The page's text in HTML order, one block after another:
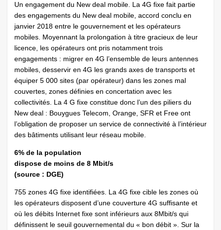
Un engagement du New deal mobile. La 4G fixe fait partie
des engagements du New deal mobile, accord conclu en
janvier 2018 entre le gouvernement et les opérateurs
mobiles. Moyennant la prolongation à titre gracieux de leur
licence, les opérateurs ont pris notamment trois
engagements : migrer en 4G l’ensemble de leurs antennes
mobiles, desservir en 4G les grands axes de transports et
équiper 5 000 sites (par opérateur) dans les zones mal
couvertes, zones définies en concertation avec les
collectivités. La 4 G fixe constitue donc l’un des piliers du
New deal : Bouygues Telecom, Orange, SFR et Free ont
l’obligation de proposer un service de connectivité à l’intérieur
des bâtiments utilisant leur réseau mobile.
6% de la population
dispose de moins de 8 Mbit/s
(source : DGE)
755 zones 4G fixe identifiées. La 4G fixe cible les zones où
les opérateurs disposent d’une couverture 4G suffisante et
où les débits Internet fixe sont inférieurs aux 8Mbit/s qui
définissent le seuil gouvernemental du « bon débit ». Sur la